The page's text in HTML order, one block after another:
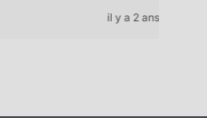
il y a 2 ans